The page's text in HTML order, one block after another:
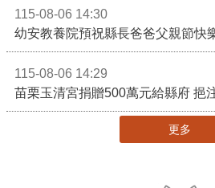
115-08-06 14:30
幼安教養院預祝縣長爸爸父親節快
115-08-06 14:29
更多